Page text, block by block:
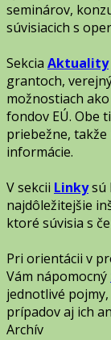
seminárov,
súvisiacich s
Sekcia Aktuality
grantoch,
možnostiach
fondov EÚ. Obe
priebežne, takže
informácie.
V sekcii Linkysú
najdôležitejšie
ktoré súvisia s
Pri orientácii v
Vám nápomocný
jednotlivé
prípadov aj ich
Archív